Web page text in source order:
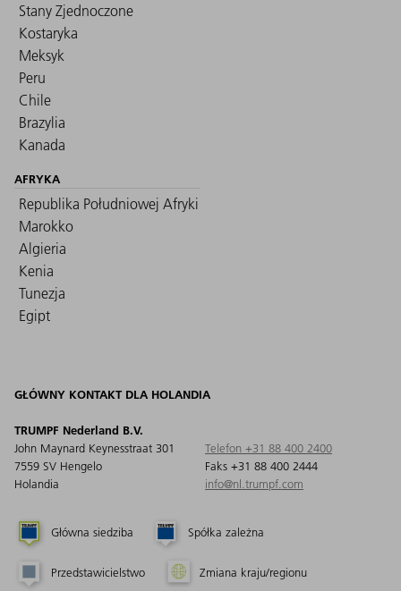
Stany Zjednoczone
Kostaryka
Meksyk
Peru
Chile
Brazylia
Kanada
AFRYKA
Republika Południowej Afryki
Marokko
Algieria
Kenia
Tunezja
Egipt
GŁÓWNY KONTAKT DLA HOLANDIA
TRUMPF Nederland B.V.
John Maynard Keynesstraat 301
7559 SV Hengelo
Holandia
Telefon +31 88 400 2400
Faks +31 88 400 2444
info@nl.trumpf.com
Główna siedziba Spółka zależna
Przedstawicielstwo Zmiana kraju/regionu